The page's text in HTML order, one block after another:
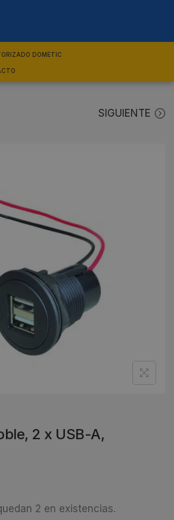
DOMETIC
SIGUIENTE
2 x USB-A,
2 en existencias.